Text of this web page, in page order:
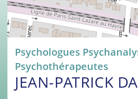
Psychologues
Psychothérapeutes
JEAN-PATRICK